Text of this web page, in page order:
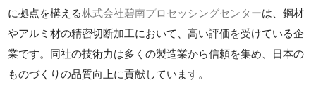
に拠点を構える株式会社碧南プロセッシングセンターは、鋼材
やアルミ材の精密切断加工において、高い評価を受けている企
業です。同社の技術力は多くの製造業から信頼を集め、日本の
ものづくりの品質向上に貢献しています。